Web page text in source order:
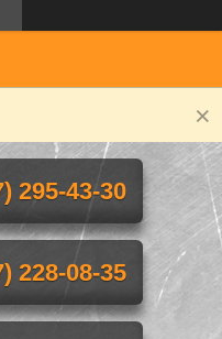
295-43-30
228-08-35